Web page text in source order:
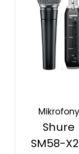
Mikrofony
Shure
SM58-